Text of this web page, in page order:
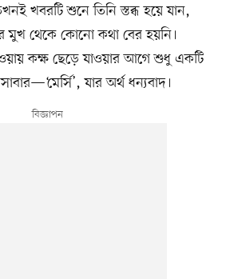
খবরটি শুনে তিনি স্তব্ধ হয়ে যান,
মুখ থেকে কোনো কথা বের হয়নি।
কক্ষ ছেড়ে যাওয়ার আগে শুধু একটি
যার অর্থ ধন্যবাদ।